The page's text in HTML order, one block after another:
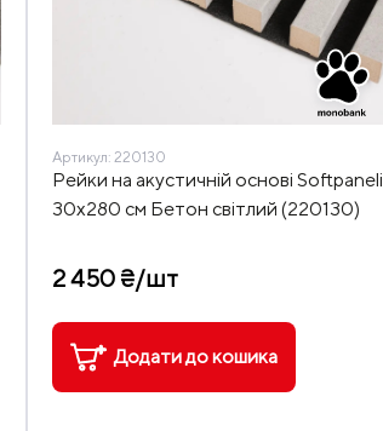
Артикул: 220130
Рейки на акустичній основі Softpaneli
30х280 см Бетон світлий (220130)
2 450 ₴/шт
Додати до кошика